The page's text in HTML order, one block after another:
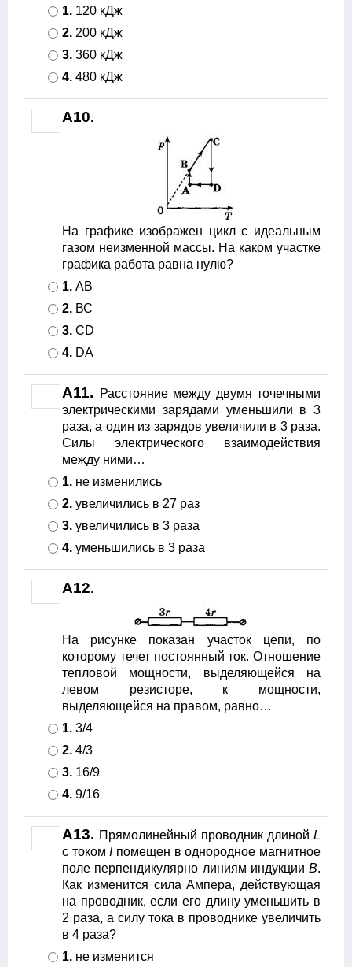
1. 120 кДж
2. 200 кДж
3. 360 кДж
4. 480 кДж
А10.
На графике изображен цикл с идеальным
газом неизменной массы. На каком участке
графика работа равна нулю?
1. АВ
2. ВС
3. CD
4. DA
А11.
Расстояние между двумя точечными
электрическими зарядами уменьшили в 3
раза, а один из зарядов увеличили в 3 раза.
Силы электрического взаимодействия
между ними…
1. не изменились
2. увеличились в 27 раз
3. увеличились в 3 раза
4. уменьшились в 3 раза
А12.
На рисунке показан участок цепи, по
которому течет постоянный ток. Отношение
тепловой мощности, выделяющейся на
левом резисторе, к мощности,
выделяющейся на правом, равно…
1. 3/4
2. 4/3
3. 16/9
4. 9/16
А13. Прямолинейный проводник длиной L
с токомIпомещен в однородное магнитное
поле перпендикулярно линиям индукции В.
Как изменится сила Ампера, действующая
на проводник, если его длину уменьшить в
2 раза, а силу тока в проводнике увеличить
в 4 раза?
1. не изменится